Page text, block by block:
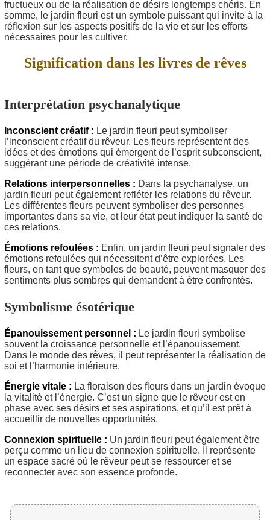
fructueux ou de la réalisation de désirs longtemps chéris. En
somme, le jardin fleuri est un symbole puissant qui invite à la
réflexion sur les aspects positifs de la vie et sur les efforts
nécessaires pour les cultiver.
Signification dans les livres de rêves
Interprétation psychanalytique
Inconscient créatif : Le jardin fleuri peut symboliser
l’inconscient créatif du rêveur. Les fleurs représentent des
idées et des émotions qui émergent de l’esprit subconscient,
suggérant une période de créativité intense.
Relations interpersonnelles : Dans la psychanalyse, un
jardin fleuri peut également refléter les relations du rêveur.
Les différentes fleurs peuvent symboliser des personnes
importantes dans sa vie, et leur état peut indiquer la santé de
ces relations.
Émotions refoulées : Enfin, un jardin fleuri peut signaler des
émotions refoulées qui nécessitent d’être explorées. Les
fleurs, en tant que symboles de beauté, peuvent masquer des
sentiments plus sombres qui demandent à être confrontés.
Symbolisme ésotérique
Épanouissement personnel : Le jardin fleuri symbolise
souvent la croissance personnelle et l’épanouissement.
Dans le monde des rêves, il peut représenter la réalisation de
soi et l’harmonie intérieure.
Énergie vitale : La floraison des fleurs dans un jardin évoque
la vitalité et l’énergie. C’est un signe que le rêveur est en
phase avec ses désirs et ses aspirations, et qu’il est prêt à
accueillir de nouvelles opportunités.
Connexion spirituelle : Un jardin fleuri peut également être
perçu comme un lieu de connexion spirituelle. Il représente
un espace sacré où le rêveur peut se ressourcer et se
reconnecter avec son essence profonde.